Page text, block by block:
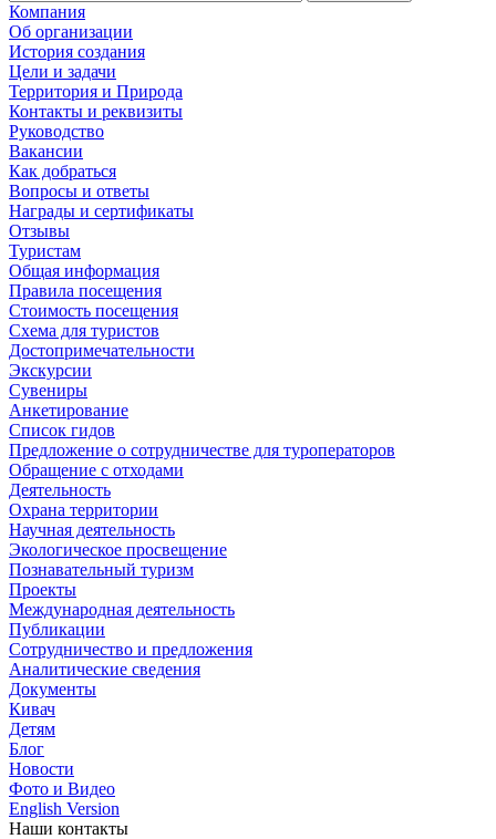
Компания
Об организации
История создания
Цели и задачи
Территория и Природа
Контакты и реквизиты
Руководство
Вакансии
Как добраться
Вопросы и ответы
Награды и сертификаты
Отзывы
Туристам
Общая информация
Правила посещения
Стоимость посещения
Схема для туристов
Достопримечательности
Экскурсии
Сувениры
Анкетирование
Список гидов
Предложение о сотрудничестве для туроператоров
Обращение с отходами
Деятельность
Охрана территории
Научная деятельность
Экологическое просвещение
Познавательный туризм
Проекты
Международная деятельность
Публикации
Сотрудничество и предложения
Аналитические сведения
Документы
Кивач
Детям
Блог
Новости
Фото и Видео
English Version
Наши контакты